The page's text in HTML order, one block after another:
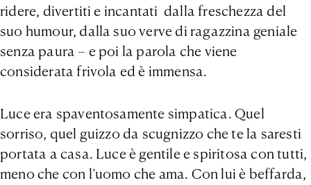
ridere, divertiti e incantati dalla freschezza del
suo humour, dalla suo verve di ragazzina geniale
senza paura – e poi la parola che viene
considerata frivola ed è immensa.
Luce era spaventosamente simpatica. Quel
sorriso, quel guizzo da scugnizzo che te la saresti
portata a casa. Luce è gentile e spiritosa con tutti,
meno che con l’uomo che ama. Con lui è beffarda,